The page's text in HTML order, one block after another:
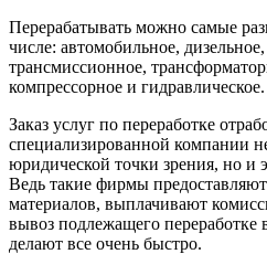
Перерабатывать можно самые
числе: автомобильное,
трансмиссионное,
компрессорное и гидравлическое.
Заказ услуг по переработке
специализированной компании
юридической точки зрения, но и
Ведь такие фирмы
материалов, выплачивают
вывоз подлежащего
делают все очень быстро.